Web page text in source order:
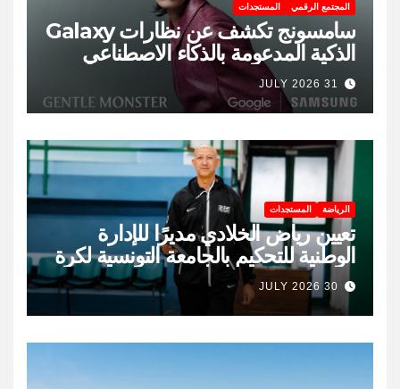
المجتمع الرقمي المستجدات
سامسونج تكشف عن نظارات Galaxy
الذكية المدعومة بالذكاء الاصطناعي
31 JULY 2026
الرياضة المستجدات
تعيين رياض الخلادي مديرًا للإدارة
الوطنية للتحكيم بالجامعة التونسية لكرة
السلة
30 JULY 2026